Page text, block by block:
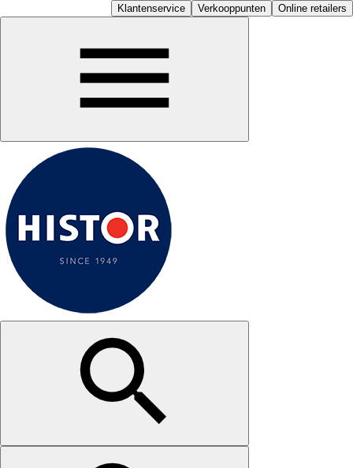
Klantenservice Verkooppunten Online retailers